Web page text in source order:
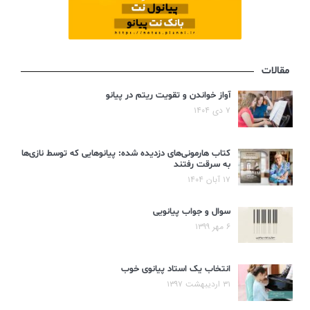
مقالات
آواز خواندن و تقویت ریتم در پیانو
۷ دی ۱۴۰۴
کتاب هارمونی‌های دزدیده شده: پیانوهایی که توسط نازی‌ها
به سرقت رفتند
۱۷ آبان ۱۴۰۴
سوال و جواب پیانویی
۶ مهر ۱۳۹۹
انتخاب یک استاد پیانوی خوب
۳۱ اردیبهشت ۱۳۹۷